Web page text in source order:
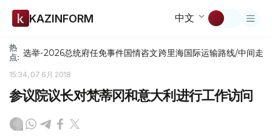
KAZINFORM 中文
热
点: 选举-2026总统府任免事件国情咨文跨里海国际运输路线/中间走廊
15:34, 07 6月 2018
参议院议长对梵蒂冈和意大利进行工作访问